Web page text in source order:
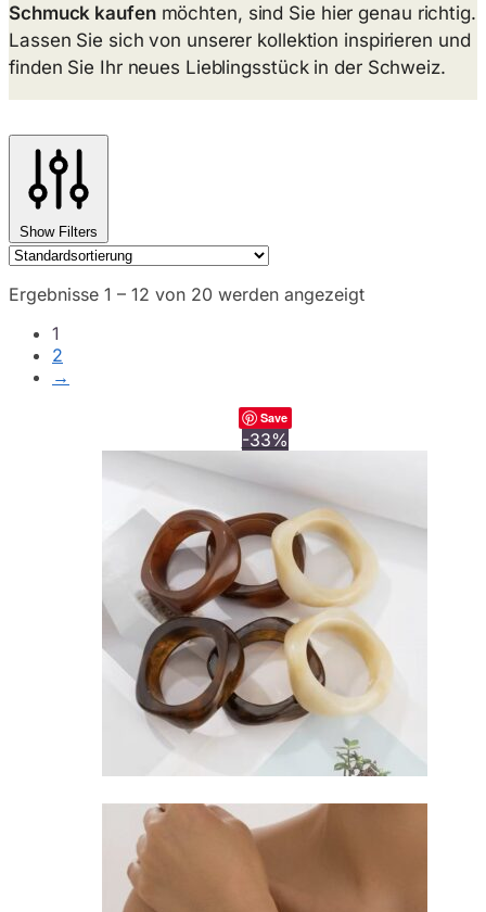
Schmuck kaufenmöchten, sind Sie hier genau richtig.
Lassen Sie sich von unserer kollektion inspirieren und
finden Sie Ihr neues Lieblingsstück in der Schweiz.
Show Filters
Ergebnisse 1 – 12 von 20 werden angezeigt
1
2
→
Save
-33%